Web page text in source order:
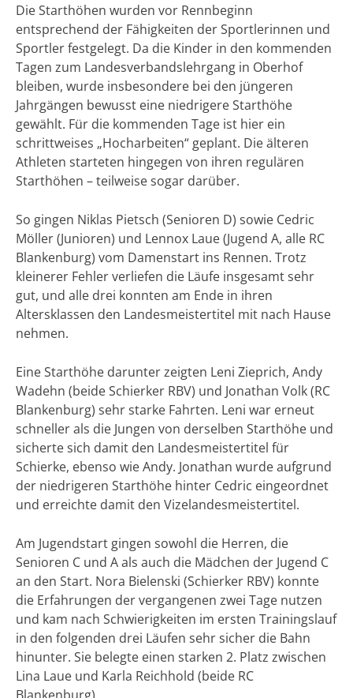
Die Starthöhen wurden vor Rennbeginn
entsprechend der Fähigkeiten der Sportlerinnen und
Sportler festgelegt. Da die Kinder in den kommenden
Tagen zum Landesverbandslehrgang in Oberhof
bleiben, wurde insbesondere bei den jüngeren
Jahrgängen bewusst eine niedrigere Starthöhe
gewählt. Für die kommenden Tage ist hier ein
schrittweises „Hocharbeiten“ geplant. Die älteren
Athleten starteten hingegen von ihren regulären
Starthöhen – teilweise sogar darüber.
So gingen Niklas Pietsch (Senioren D) sowie Cedric
Möller (Junioren) und Lennox Laue (Jugend A, alle RC
Blankenburg) vom Damenstart ins Rennen. Trotz
kleinerer Fehler verliefen die Läufe insgesamt sehr
gut, und alle drei konnten am Ende in ihren
Altersklassen den Landesmeistertitel mit nach Hause
nehmen.
Eine Starthöhe darunter zeigten Leni Zieprich, Andy
Wadehn (beide Schierker RBV) und Jonathan Volk (RC
Blankenburg) sehr starke Fahrten. Leni war erneut
schneller als die Jungen von derselben Starthöhe und
sicherte sich damit den Landesmeistertitel für
Schierke, ebenso wie Andy. Jonathan wurde aufgrund
der niedrigeren Starthöhe hinter Cedric eingeordnet
und erreichte damit den Vizelandesmeistertitel.
Am Jugendstart gingen sowohl die Herren, die
Senioren C und A als auch die Mädchen der Jugend C
an den Start. Nora Bielenski (Schierker RBV) konnte
die Erfahrungen der vergangenen zwei Tage nutzen
und kam nach Schwierigkeiten im ersten Trainingslauf
in den folgenden drei Läufen sehr sicher die Bahn
hinunter. Sie belegte einen starken 2. Platz zwischen
Lina Laue und Karla Reichhold (beide RC